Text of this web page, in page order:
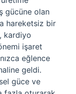
gücüne olan
hareketsiz bir
kardiyo
işaret
eğlence
geldi.
güce ve